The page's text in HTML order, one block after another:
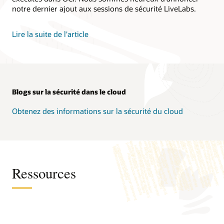
notre dernier ajout aux sessions de sécurité LiveLabs.
Lire la suite de l'article
Blogs sur la sécurité dans le cloud
Obtenez des informations sur la sécurité du cloud
Ressources